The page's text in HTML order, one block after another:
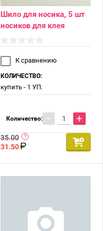
Шило для носика, 5 шт
носиков для клея
К сравнению
КОЛИЧЕСТВО:
купить - 1 УП.
Количество: − +
35.00
31.50